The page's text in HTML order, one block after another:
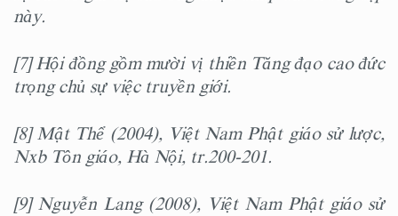
này.
[7] Hội đồng gồm mười vị thiền Tăng đạo cao đức
trọng chủ sự việc truyền giới.
[8] Mật Thể (2004), Việt Nam Phật giáo sử lược,
Nxb Tôn giáo, Hà Nội, tr.200-201.
[9] Nguyễn Lang (2008), Việt Nam Phật giáo sử